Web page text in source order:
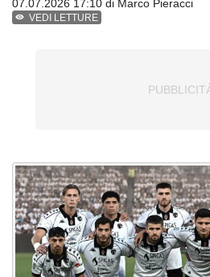
07.07.2026 17:10 di Marco Pieracci
VEDI LETTURE